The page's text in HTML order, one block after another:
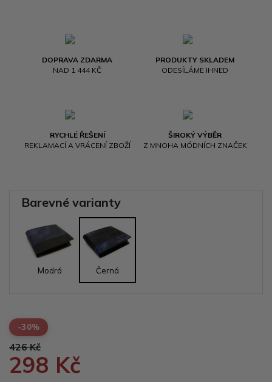
DOPRAVA ZDARMA
NAD 1 444 KČ
PRODUKTY SKLADEM
ODESÍLÁME IHNED
RYCHLÉ ŘEŠENÍ
REKLAMACÍ A VRÁCENÍ ZBOŽÍ
ŠIROKÝ VÝBĚR
Z MNOHA MÓDNÍCH ZNAČEK
Barevné varianty
Modrá Černá
-30%
426 Kč
298 Kč